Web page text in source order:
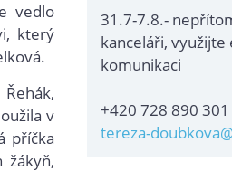
31.7-7.8.-
kanceláři, využijte
komunikaci
+420 728 890 301
tereza-
vedlo
který
v
příčka